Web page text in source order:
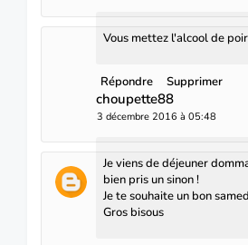
Vous mettez l'alcool de
Répondre Supprimer
choupette88
3 décembre 2016 à 05:48
Je viens de déjeuner
bien pris un sinon !
Je te souhaite un bon
Gros bisous